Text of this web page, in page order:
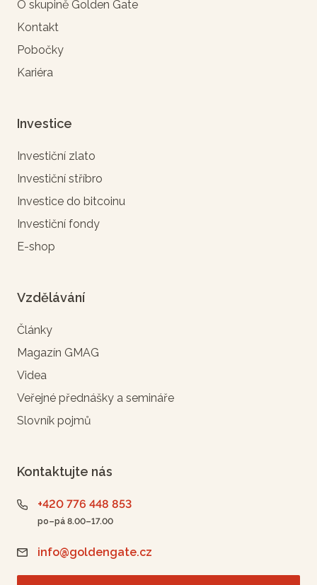
O skupině Golden Gate
Kontakt
Pobočky
Kariéra
Investice
Investiční zlato
Investiční stříbro
Investice do bitcoinu
Investiční fondy
E-shop
Vzdělávání
Články
Magazín GMAG
Videa
Veřejné přednášky a semináře
Slovník pojmů
Kontaktujte nás
+420 776 448 853
po–pá 8.00–17.00
info@goldengate.cz